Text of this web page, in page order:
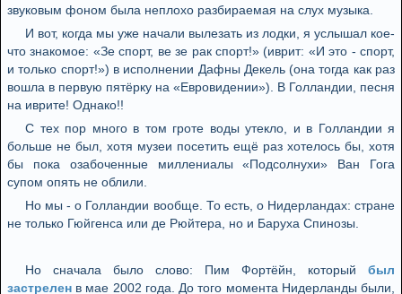
звуковым фоном была неплохо разбираемая на слух музыка.
И вот, когда мы уже начали вылезать из лодки, я услышал кое-
что знакомое: «Зе спорт, ве зе рак спорт!» (иврит: «И это - спорт,
и только спорт!») в исполнении Дафны Декель (она тогда как раз
вошла в первую пятёрку на «Евровидении»). В Голландии, песня
на иврите! Однако!!
С тех пор много в том гроте воды утекло, и в Голландии я
больше не был, хотя музеи посетить ещё раз хотелось бы, хотя
бы пока озабоченные миллениалы «Подсолнухи» Ван Гога
супом опять не облили.
Но мы - о Голландии вообще. То есть, о Нидерландах: стране
не только Гюйгенса или де Рюйтера, но и Баруха Спинозы.
Но сначала было слово: Пим Фортёйн, который был
застрелен в мае 2002 года. До того момента Нидерланды были,